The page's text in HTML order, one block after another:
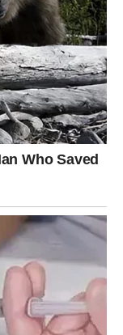
što ih zaista
i
da više ne
svoju sudbinu.